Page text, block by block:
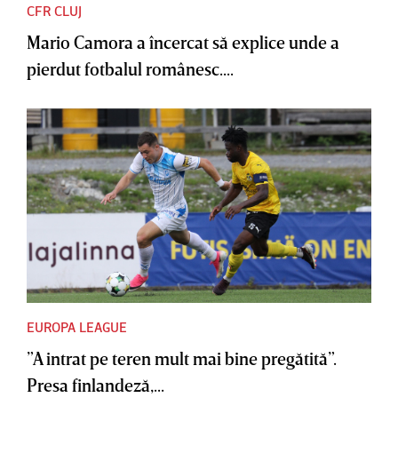
CFR CLUJ
Mario Camora a încercat să explice unde a
pierdut fotbalul românesc....
EUROPA LEAGUE
”A intrat pe teren mult mai bine pregătită”.
Presa finlandeză,...